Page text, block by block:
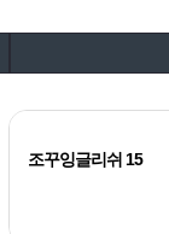
조꾸잉글리쉬 15